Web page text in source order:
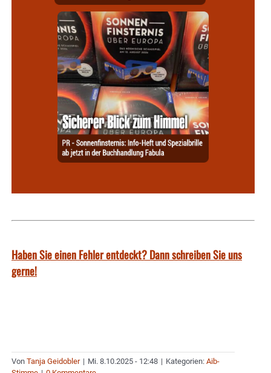
Haben Sie einen Fehler entdeckt? Dann schreiben Sie uns
gerne!
Von Tanja Geidobler | Mi. 8.10.2025 - 12:48 | Kategorien: Aib-